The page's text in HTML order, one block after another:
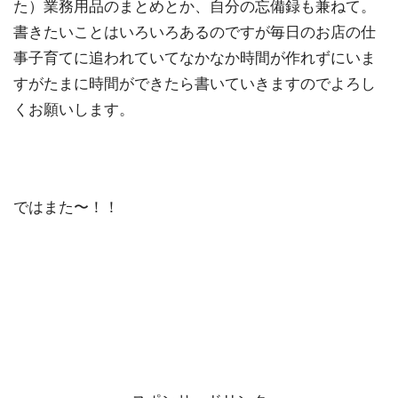
た）業務用品のまとめとか、自分の忘備録も兼ねて。
書きたいことはいろいろあるのですが毎日のお店の仕
事子育てに追われていてなかなか時間が作れずにいま
すがたまに時間ができたら書いていきますのでよろし
くお願いします。
ではまた〜！！